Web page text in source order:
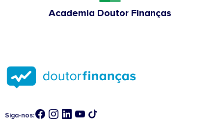
Academia Doutor Finanças
Siga-nos: